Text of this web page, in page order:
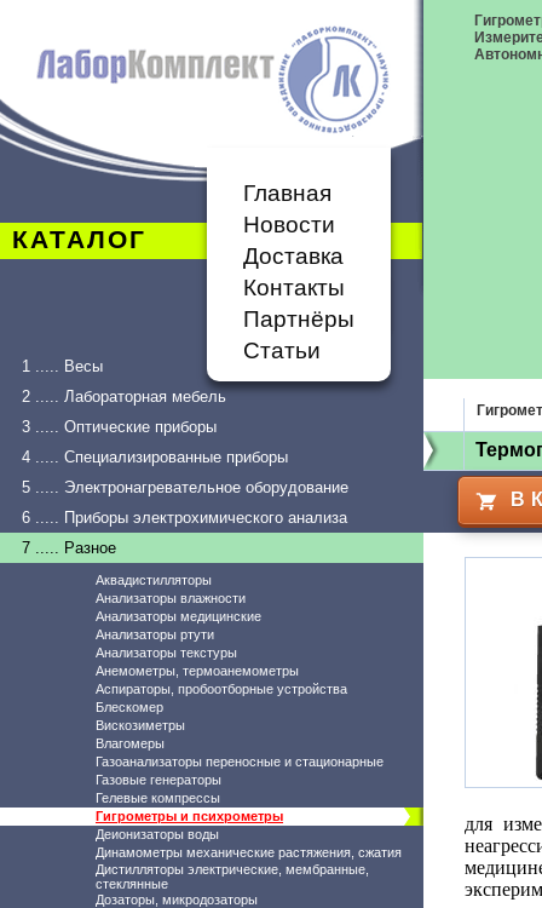
КАТАЛОГ
Главная
Новости
Доставка
Контакты
Партнёры
Статьи
1 ..... Весы
2 ..... Лабораторная мебель
3 ..... Оптические приборы
4 ..... Специализированные приборы
5 ..... Электронагревательное оборудование
6 ..... Приборы электрохимического анализа
7 ..... Разное
Аквадистилляторы
Анализаторы влажности
Анализаторы медицинские
Анализаторы ртути
Анализаторы текстуры
Анемометры, термоанемометры
Аспираторы, пробоотборные устройства
Блескомер
Вискозиметры
Влагомеры
Газоанализаторы переносные и стационарные
Газовые генераторы
Гелевые компрессы
Гигрометры и психрометры
Деионизаторы воды
Динамометры механические растяжения, сжатия
Дистилляторы электрические, мембранные,
стеклянные
Дозаторы, микродозаторы
В
для